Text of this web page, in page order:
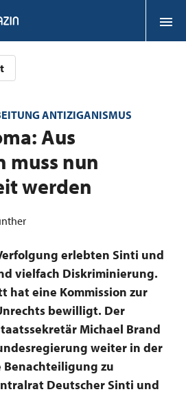
ANTIZIGANISMUS
Aus
muss nun
werden
erlebten Sinti und
vielfach Diskriminierung.
hat eine Kommission zur
bewilligt. Der
Michael Brand
weiter in der
zu
Deutscher Sinti und